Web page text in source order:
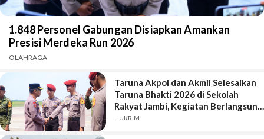
1.848 Personel Gabungan Disiapkan Amankan
Presisi Merdeka Run 2026
OLAHRAGA
Taruna Akpol dan Akmil Selesaikan
Taruna Bhakti 2026 di Sekolah
Rakyat Jambi, Kegiatan Berlangsung
Aman dan Lancar
HUKRIM